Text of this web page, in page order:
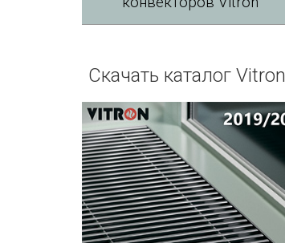
Скачать каталог Vitron